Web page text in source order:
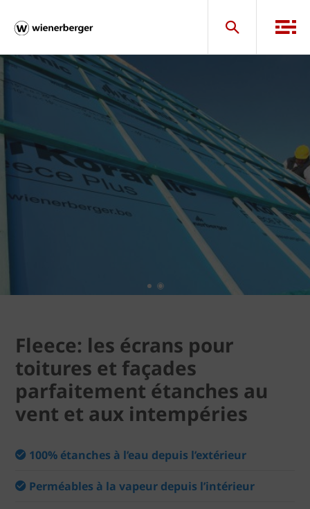
Fleece: les écrans pour
toitures et façades
parfaitement étanches au
vent et aux intempéries
100% étanches à l’eau depuis l’extérieur
Perméables à la vapeur depuis l’intérieur